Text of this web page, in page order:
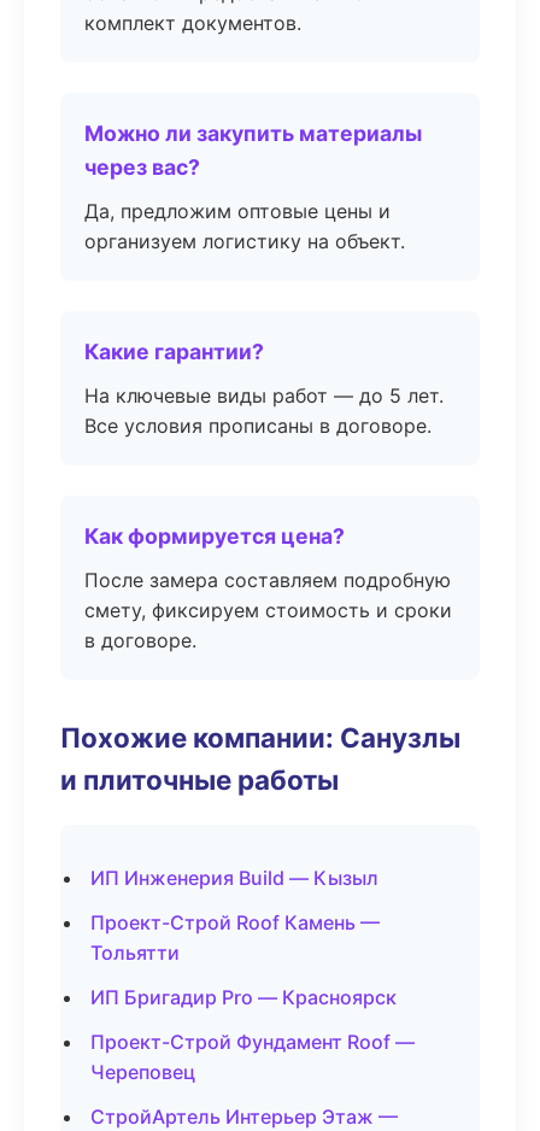
комплект документов.
Можно ли закупить материалы
через вас?
Да, предложим оптовые цены и
организуем логистику на объект.
Какие гарантии?
На ключевые виды работ — до 5 лет.
Все условия прописаны в договоре.
Как формируется цена?
После замера составляем подробную
смету, фиксируем стоимость и сроки
в договоре.
Похожие компании: Санузлы
и плиточные работы
ИП Инженерия Build — Кызыл
Проект-Строй Roof Камень —
Тольятти
ИП Бригадир Pro — Красноярск
Проект-Строй Фундамент Roof —
Череповец
СтройАртель Интерьер Этаж —